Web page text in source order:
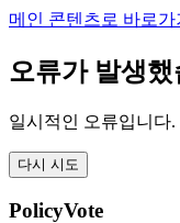
메인 콘텐츠로 바로가
오류가 발생
일시적인 오류입니다
다시 시도
PolicyVote